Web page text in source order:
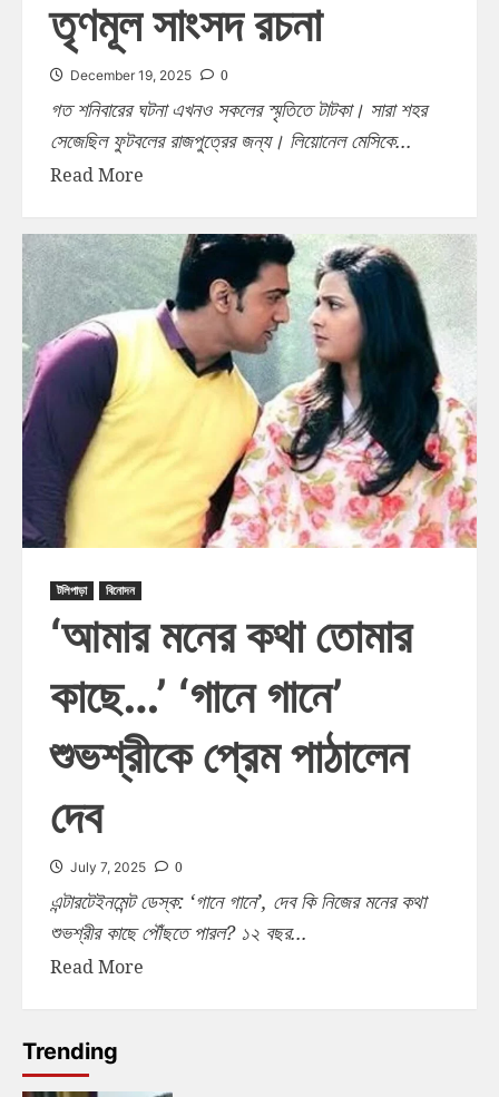
তৃণমূল সাংসদ রচনা
December 19, 2025 0
গত শনিবারের ঘটনা এখনও সকলের স্মৃতিতে টাটকা। সারা শহর
সেজেছিল ফুটবলের রাজপুত্রের জন্য। লিয়োনেল মেসিকে...
Read More
টলিপাড়া বিনোদন
‘আমার মনের কথা তোমার
কাছে…’ ‘গানে গানে’
শুভশ্রীকে প্রেম পাঠালেন
দেব
July 7, 2025 0
এন্টারটেইনমেন্ট ডেস্ক: ‘গানে গানে’, দেব কি নিজের মনের কথা
শুভশ্রীর কাছে পৌঁছতে পারল? ১২ বছর...
Read More
Trending